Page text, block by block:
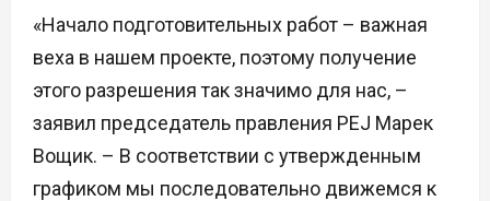
«Начало подготовительных работ – важная
веха в нашем проекте, поэтому получение
этого разрешения так значимо для нас, –
заявил председатель правления PEJ Марек
Вощик. – В соответствии с утвержденным
графиком мы последовательно движемся к